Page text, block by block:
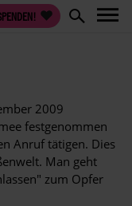
2009
festgenommen
Anruf tätigen. Dies
Man geht
zum Opfer